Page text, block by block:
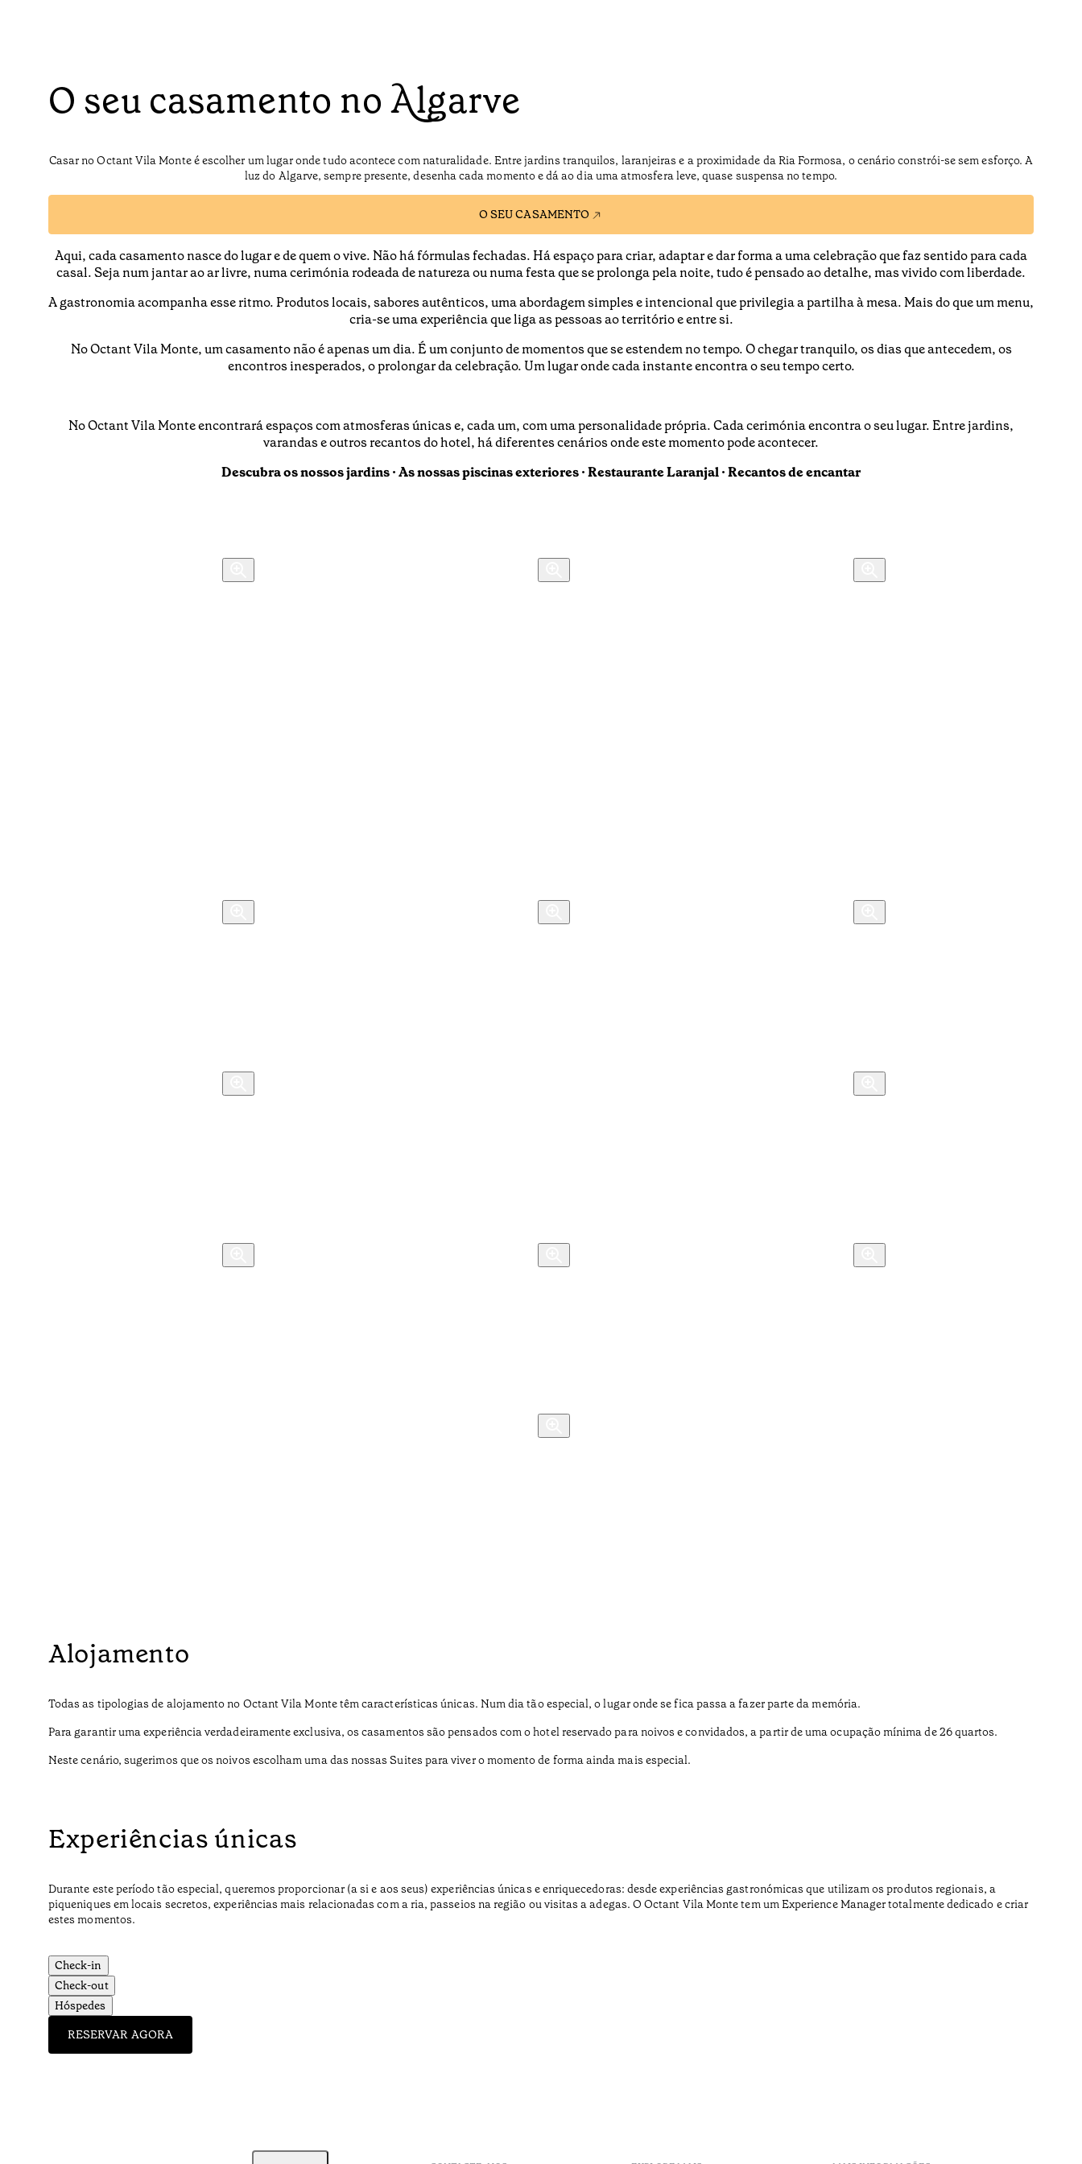
O seu casamento no Algarve
Casar no Octant Vila Monte é escolher um lugar onde tudo acontece com naturalidade. Entre jardins tranquilos, laranjeiras e a proximidade da Ria Formosa, o cenário constrói-se sem esforço. A
luz do Algarve, sempre presente, desenha cada momento e dá ao dia uma atmosfera leve, quase suspensa no tempo.
O SEU CASAMENTO
Aqui, cada casamento nasce do lugar e de quem o vive. Não há fórmulas fechadas. Há espaço para criar, adaptar e dar forma a uma celebração que faz sentido para cada
casal. Seja num jantar ao ar livre, numa cerimónia rodeada de natureza ou numa festa que se prolonga pela noite, tudo é pensado ao detalhe, mas vivido com liberdade.
A gastronomia acompanha esse ritmo. Produtos locais, sabores autênticos, uma abordagem simples e intencional que privilegia a partilha à mesa. Mais do que um menu,
cria-se uma experiência que liga as pessoas ao território e entre si.
No Octant Vila Monte, um casamento não é apenas um dia. É um conjunto de momentos que se estendem no tempo. O chegar tranquilo, os dias que antecedem, os
encontros inesperados, o prolongar da celebração. Um lugar onde cada instante encontra o seu tempo certo.
No Octant Vila Monte encontrará espaços com atmosferas únicas e, cada um, com uma personalidade própria. Cada cerimónia encontra o seu lugar. Entre jardins,
varandas e outros recantos do hotel, há diferentes cenários onde este momento pode acontecer.
Descubra os nossos jardins · As nossas piscinas exteriores · Restaurante Laranjal · Recantos de encantar
Alojamento
Todas as tipologias de alojamento no Octant Vila Monte têm características únicas. Num dia tão especial, o lugar onde se fica passa a fazer parte da memória.
Para garantir uma experiência verdadeiramente exclusiva, os casamentos são pensados com o hotel reservado para noivos e convidados, a partir de uma ocupação mínima de 26 quartos.
Neste cenário, sugerimos que os noivos escolham uma das nossas Suites para viver o momento de forma ainda mais especial.
Experiências únicas
Durante este período tão especial, queremos proporcionar (a si e aos seus) experiências únicas e enriquecedoras: desde experiências gastronómicas que utilizam os produtos regionais, a
piqueniques em locais secretos, experiências mais relacionadas com a ria, passeios na região ou visitas a adegas. O Octant Vila Monte tem um Experience Manager totalmente dedicado e criar
estes momentos.
Check-in
Check-out
Hóspedes
RESERVAR AGORA